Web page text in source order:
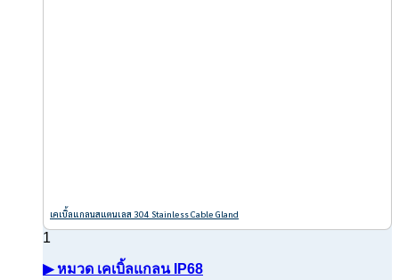
เคเบิ้ลแกลนสแตนเลส 304 Stainless Cable Gland
▶ หมวด เคเบิ้ลแกลน IP68